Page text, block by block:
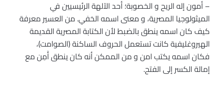
– أمون إله الريح و الخصوبة؛ أحد الآلهة الرئيسيين في
الميثولوجيا المصرية، و معنى اسمه الخفي. من العسير معرفة
كيف كان اسمه ينطق بالضبط لأن الكتابة المصرية القديمة
الهيروغليفية كانت تستعمل الحروف الساكنة (الصوامت)،
فكان اسمه يكتب ام⁪ن⁬ و من الممكن أنه كان ينطق أَمِن مع
إمالة الكسر إلى الفتح.